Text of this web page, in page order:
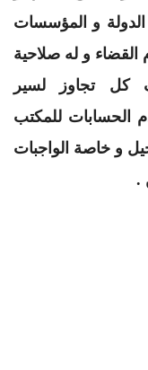
الدولة و المؤسسات
القضاء و له صلاحية
كل تجاوز لسير
الحسابات للمكتب
و خاصة الواجبات
.